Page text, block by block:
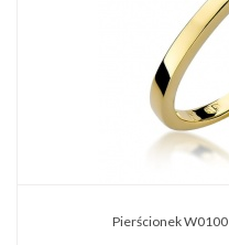
Pierścionek W0100